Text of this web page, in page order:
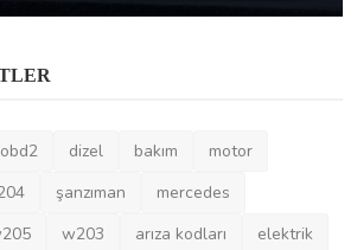
obd2 dizel bakım
motor
şanzıman
mercedes
w203 arıza kodları elektrik